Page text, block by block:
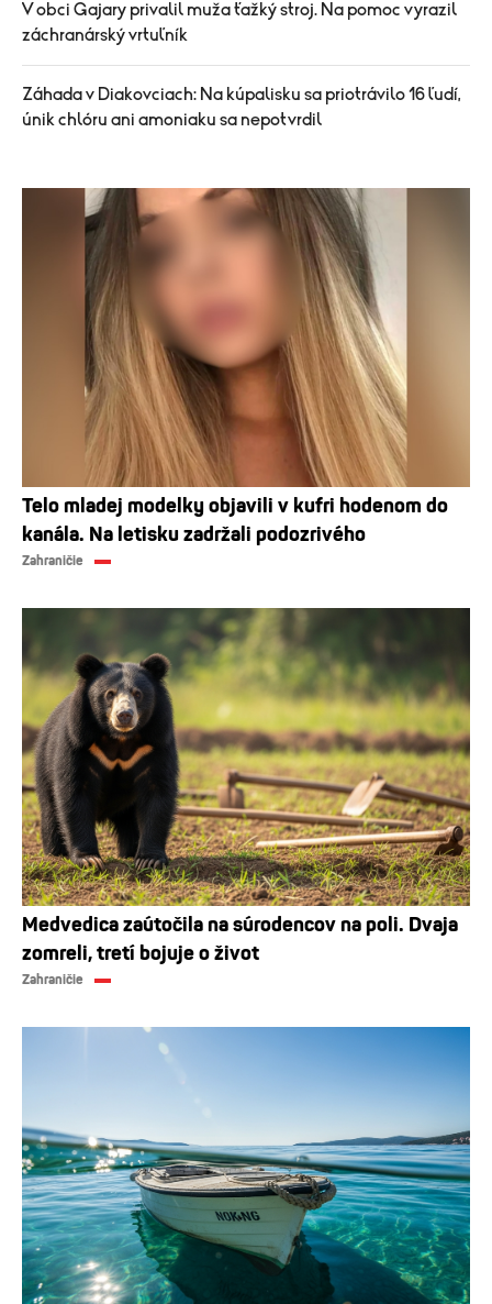
V obci Gajary privalil muža ťažký stroj. Na pomoc vyrazil
záchranárský vrtuľník
Záhada v Diakovciach: Na kúpalisku sa priotrávilo 16 ľudí,
únik chlóru ani amoniaku sa nepotvrdil
Telo mladej modelky objavili v kufri hodenom do
kanála. Na letisku zadržali podozrivého
Zahraničie
Medvedica zaútočila na súrodencov na poli. Dvaja
zomreli, tretí bojuje o život
Zahraničie